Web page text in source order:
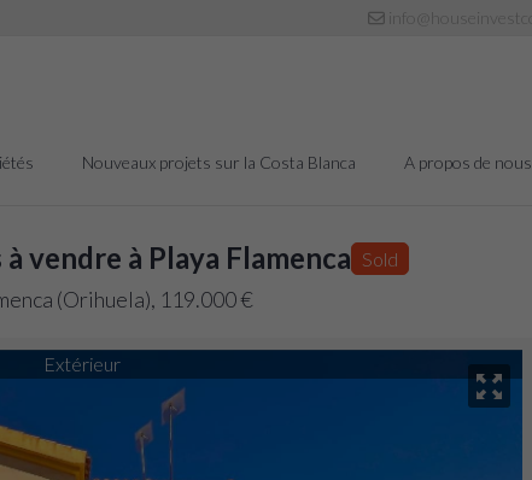
Nouveaux projets sur la Costa Blanca A propos de nous
vendre à Playa Flamenca
(Orihuela), 119.000 €
Sold
Extérieur